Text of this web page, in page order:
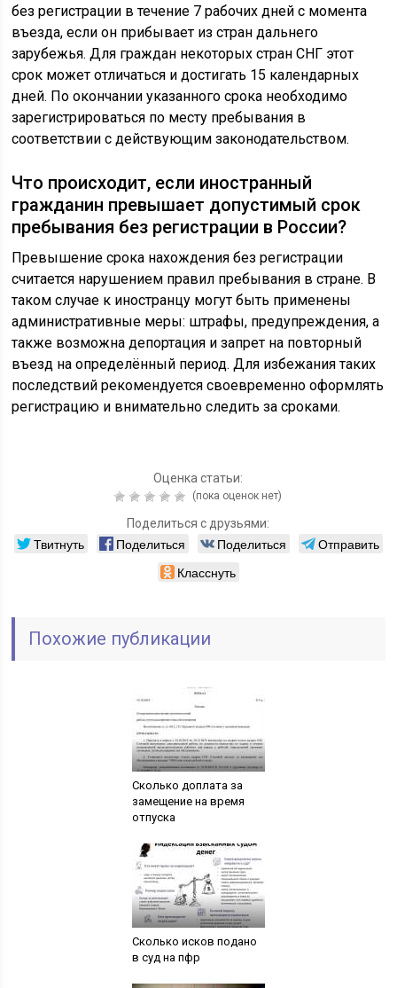
без регистрации в течение 7 рабочих дней с момента
въезда, если он прибывает из стран дальнего
зарубежья. Для граждан некоторых стран СНГ этот
срок может отличаться и достигать 15 календарных
дней. По окончании указанного срока необходимо
зарегистрироваться по месту пребывания в
соответствии с действующим законодательством.
Что происходит, если иностранный
гражданин превышает допустимый срок
пребывания без регистрации в России?
Превышение срока нахождения без регистрации
считается нарушением правил пребывания в стране. В
таком случае к иностранцу могут быть применены
административные меры: штрафы, предупреждения, а
также возможна депортация и запрет на повторный
въезд на определённый период. Для избежания таких
последствий рекомендуется своевременно оформлять
регистрацию и внимательно следить за сроками.
Оценка статьи:
(пока оценок нет)
Поделиться с друзьями:
Твитнуть Поделиться Поделиться
Отправить
Класснуть
Похожие публикации
Сколько доплата за
замещение на время
отпуска
Сколько исков подано
в суд на пфр